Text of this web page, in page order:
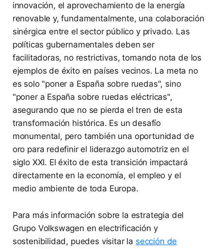
innovación, el aprovechamiento de la energía
renovable y, fundamentalmente, una colaboración
sinérgica entre el sector público y privado. Las
políticas gubernamentales deben ser
facilitadoras, no restrictivas, tomando nota de los
ejemplos de éxito en países vecinos. La meta no
es solo "poner a España sobre ruedas", sino
"poner a España sobre ruedas eléctricas",
asegurando que no se pierda el tren de esta
transformación histórica. Es un desafío
monumental, pero también una oportunidad de
oro para redefinir el liderazgo automotriz en el
siglo XXI. El éxito de esta transición impactará
directamente en la economía, el empleo y el
medio ambiente de toda Europa.
Para más información sobre la estrategia del
Grupo Volkswagen en electrificación y
sostenibilidad, puedes visitar la sección de